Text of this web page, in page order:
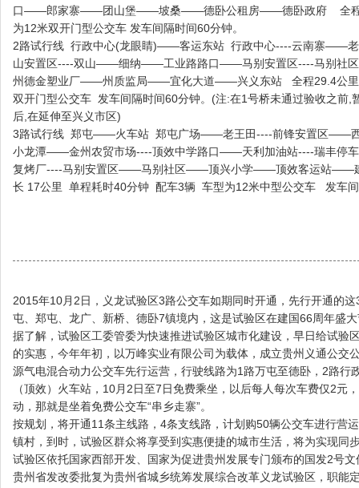
口——郎家寨——团山堡——坡桑——德卧公租房——德卧政府 全程
为12米双开门型公交车 发车间隔时间60分钟。
2路试行线 行政中心(龙眼睛)——客运东站 行政中心----云南寨——老
山安置区----双山——细纳——工业路路口——马别安置区----马别社
州德金塑业厂——州质监局——宜化大道——兴义东站 全程29.4公里
双开门型公交车 发车间隔时间60分钟。(注:在1号桥未通过验收之前,
后,在延伸至兴义市区)
3路试行线 郑屯——火车站 郑屯广场——老王田----前锋安置区
小龙潭——金州农贸市场----顶效中学路口——天利加油站----瑞丰
复烤厂----马别安置区——马别社区——顶兴小学——顶效客运站——
长 17公里 单程耗时40分钟 配车3辆 车型为12米中型公交车 发车
2015年10月2日，义龙试验区3路公交车如期同时开通，先行开通的
屯、郑屯、龙广、新桥、德卧7镇境内，这是试验区在建国66周年盛
据了解，试验区工委管委为快速推进试验区城市化建设，早日给试验
的实惠，今年年初，以万峰实业有限公司为载体，成立贵州义通公交
源气电混合动力公交车先行运营，行驶线路为1路万屯至德卧，2路行
（顶效）火车站，10月2日至7日免费乘坐，以后每人每次车费仅2元
动，那就是坐着免费公交车“串乡走寨”。
按规划，将开通11条主线路，4条支线路，计划购50辆公交车进行营
镇村，到时，试验区群众将享受到实惠便捷的城市生活，将为实现同
试验区依托国家西部开发、国家为促进贵州发展专门颁布的国发2号
贵州省发改委批复为贵州省城乡统筹发展综合改革义龙试验区，职能